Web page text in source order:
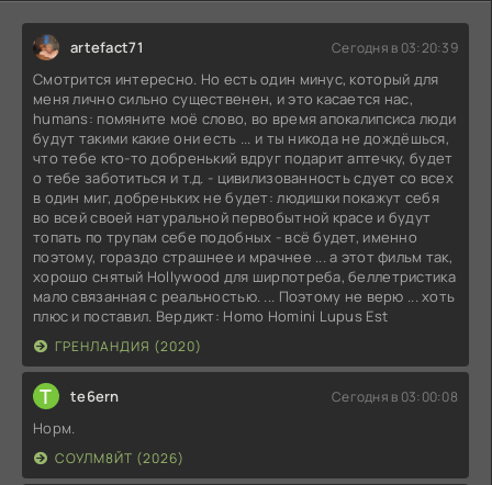
artefact71 Сегодня в 03:20:39
Смотрится интересно. Но есть один минус, который для
меня лично сильно существенен, и это касается нас,
humans: помяните моё слово, во время апокалипсиса люди
будут такими какие они есть ... и ты никода не дождёшься,
что тебе кто-то добренький вдруг подарит аптечку, будет
о тебе заботиться и т.д. - цивилизованность сдует со всех
в один миг, добреньких не будет: людишки покажут себя
во всей своей натуральной первобытной красе и будут
топать по трупам себе подобных - всё будет, именно
поэтому, гораздо страшнее и мрачнее ... а этот фильм так,
хорошо снятый Hollywood для ширпотреба, беллетристика
мало связанная с реальностью. ... Поэтому не верю ... хоть
плюс и поставил. Вердикт: Homo Homini Lupus Est
ГРЕНЛАНДИЯ (2020)
T te6ern Сегодня в 03:00:08
Норм.
СОУЛМ8ЙТ (2026)